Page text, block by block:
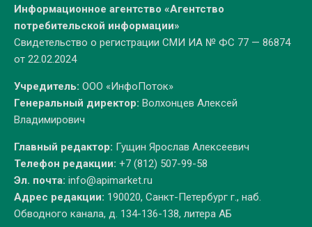
Информационное агентство «Агентство
потребительской информации»
Свидетельство о регистрации СМИ ИА № ФС 77 — 86874
от 22.02.2024
Учредитель: ООО «ИнфоПоток»
Генеральный директор: Волхонцев Алексей
Владимирович
Главный редактор: Гущин Ярослав Алексеевич
Телефон редакции: +7 (812) 507-99-58
Эл. почта: info@apimarket.ru
Адрес редакции: 190020, Санкт-Петербург г., наб.
Обводного канала, д. 134-136-138, литера АБ